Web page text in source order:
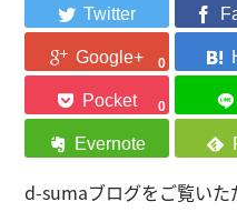
0
0
d-sumaブログをご覧いた